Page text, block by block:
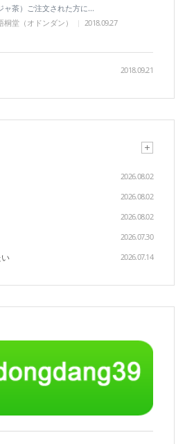
ャ茶）ご注文された方に...
桐堂（オドンダン）
2018.09.27
2018.09.21
2026.08.02
2026.08.02
2026.08.02
2026.07.30
2026.07.14